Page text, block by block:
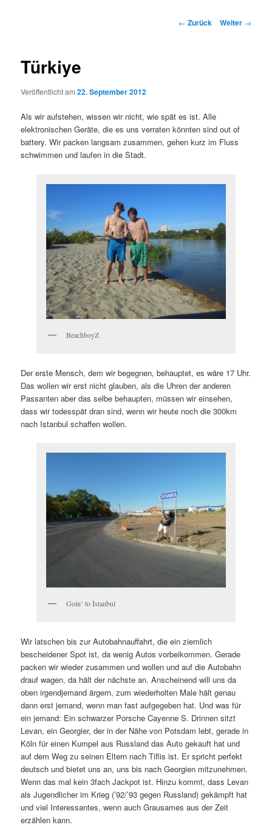
Beitrags-
← Zurück Weiter →
Türkiye
Veröffentlicht am22. September 2012
Als wir aufstehen, wissen wir nicht, wie spät es ist. Alle
elektronischen Geräte, die es uns verraten könnten sind out of
battery. Wir packen langsam zusammen, gehen kurz im Fluss
schwimmen und laufen in die Stadt.
BeachboyZ
Der erste Mensch, dem wir begegnen, behauptet, es wäre 17 Uhr.
Das wollen wir erst nicht glauben, als die Uhren der anderen
Passanten aber das selbe behaupten, müssen wir einsehen,
dass wir todesspät dran sind, wenn wir heute noch die 300km
nach Istanbul schaffen wollen.
Goin‘ to İstanbul
Wir latschen bis zur Autobahnauffahrt, die ein ziemlich
bescheidener Spot ist, da wenig Autos vorbeikommen. Gerade
packen wir wieder zusammen und wollen und auf die Autobahn
drauf wagen, da hält der nächste an. Anscheinend will uns da
oben irgendjemand ärgern, zum wiederholten Male hält genau
dann erst jemand, wenn man fast aufgegeben hat. Und was für
ein jemand: Ein schwarzer Porsche Cayenne S. Drinnen sitzt
Levan, ein Georgier, der in der Nähe von Potsdam lebt, gerade in
Köln für einen Kumpel aus Russland das Auto gekauft hat und
auf dem Weg zu seinen Eltern nach Tiflis ist. Er spricht perfekt
deutsch und bietet uns an, uns bis nach Georgien mitzunehmen.
Wenn das mal kein 3fach Jackpot ist. Hinzu kommt, dass Levan
als Jugendlicher im Krieg (’92/’93 gegen Russland) gekämpft hat
und viel Interessantes, wenn auch Grausames aus der Zeit
erzählen kann.